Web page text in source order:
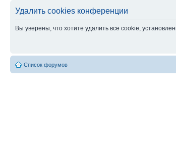
Удалить cookies конференции
Вы уверены, что хотите удалить все cookie,
Список форумов